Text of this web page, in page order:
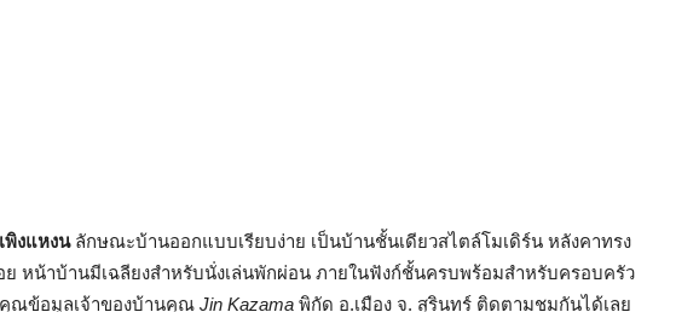
พิงแหงนลักษณะบ้านออกแบบเรียบง่าย เป็นบ้านชั้นเดียวสไตล์โมเดิร์น หลังคาทรง
หน้าบ้านมีเฉลียงสำหรับนั่งเล่นพักผ่อน ภายในฟังก์ชั้นครบพร้อมสำหรับครอบครัว
ณข้อมูลเจ้าของบ้านคุณ Jin Kazama พิกัด อ.เมือง จ. สุรินทร์ ติดตามชมกันได้เลย